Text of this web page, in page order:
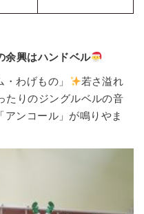
余興はハンドベル
わげもの」
若さ溢れ
たりのジングルベルの音
ンコール」が鳴りやま